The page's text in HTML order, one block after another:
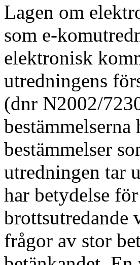
Lagen om
som e-
elektronisk
utredningens
(dnr N2002/
bestämmelser
utredningen tar
har betydelse
brottsutredande
frågor av stor